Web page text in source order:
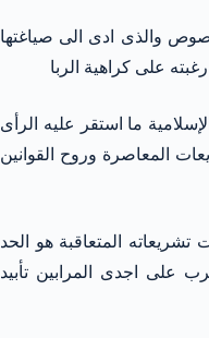
والذى ادى الى صياغتها
على كراهية الربا
ما استقر عليه الرأى
المعاصرة وروح القوانين
المتعاقبة هو الحد
على اجدى المرابين تأبيد